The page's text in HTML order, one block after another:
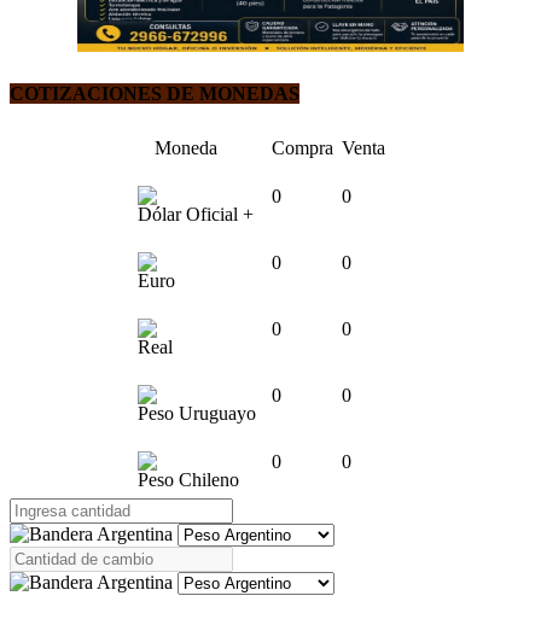
COTIZACIONES DE MONEDAS
Moneda Compra Venta
Dólar Oficial +
0 0
Euro
0 0
Real
0 0
Peso Uruguayo
0 0
Peso Chileno
0 0